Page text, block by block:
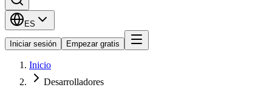
ES
Iniciar sesión Empezar gratis
Inicio
Desarrolladores